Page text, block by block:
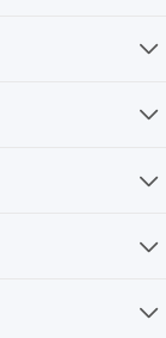
소 주문 수
니다.
니다.
주시기 바